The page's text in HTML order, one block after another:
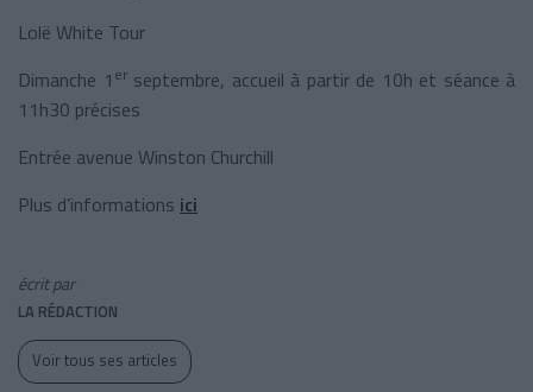
Lolë White Tour
Dimanche 1 erseptembre, accueil à partir de 10h et séance à
11h30 précises
Entrée avenue Winston Churchill
Plus d’informations ici
écrit par
LA RÉDACTION
Voir tous ses articles